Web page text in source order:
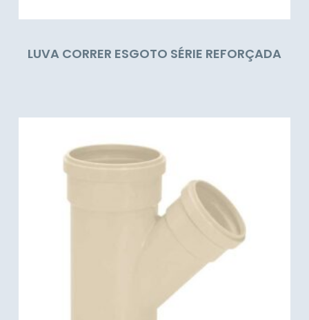
LUVA CORRER ESGOTO SÉRIE REFORÇADA